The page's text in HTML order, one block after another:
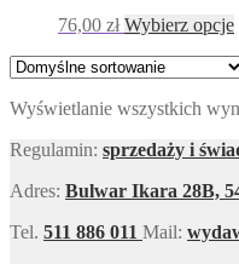
76,00 zł Wybierz opcje
Wyświetlanie wszystkich
Regulamin: sprzedaży i
Adres: Bulwar Ikara 28B,
Tel. 511 886 011 Mail: